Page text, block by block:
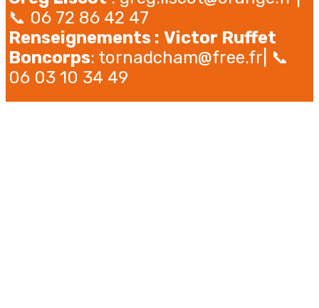
📞 06 72 86 42 47
Renseignements : Victor Ruffet
Boncorps: tornadcham@free.fr| 📞
06 03 10 34 49